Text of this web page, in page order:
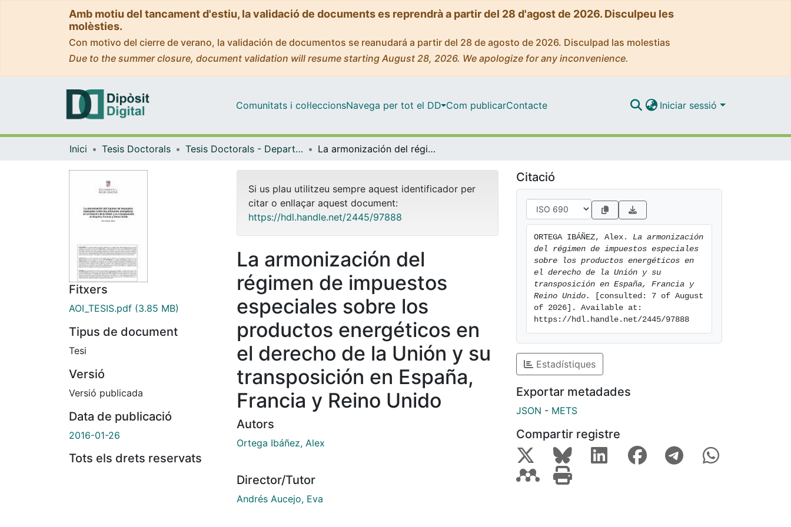
Amb motiu del tancament d'estiu, la validació de documents es reprendrà a partir del 28 d'agost de 2026. Disculpeu les
molèsties.
Con motivo del cierre de verano, la validación de documentos se reanudará a partir del 28 de agosto de 2026. Disculpad las molestias
Due to the summer closure, document validation will resume starting August 28, 2026. We apologize for any inconvenience.
Comunitats i col·leccionsNavega per tot el DD Com publicarContacte Iniciar sessió
Inici Tesis Doctorals Tesis Doctorals - Departament – Dret Financer i Tributari La armonización del régimen de impuestos especiales sobre los productos energéticos en el derecho de la Unión y su transposición en España, Francia y Reino Unido
Fitxers
AOI_TESIS.pdf (3.85 MB)
Tipus de document
Tesi
Versió
Versió publicada
Data de publicació
2016-01-26
Tots els drets reservats
Si us plau utilitzeu sempre aquest identificador per
citar o enllaçar aquest document:
https://hdl.handle.net/2445/97888
La armonización del
régimen de impuestos
especiales sobre los
productos energéticos en
el derecho de la Unión y su
transposición en España,
Francia y Reino Unido
Autors
Ortega Ibáñez, Alex
Director/Tutor
Andrés Aucejo, Eva
Citació
ORTEGA IBÁÑEZ, Alex. La armonización
del régimen de impuestos especiales
sobre los productos energéticos en
el derecho de la Unión y su
transposición en España, Francia y
Reino Unido.
[consulted: 7 of August
of 2026]. Available at:
https://hdl.handle.net/2445/97888
Estadístiques
Exportar metadades
JSON - METS
Compartir registre